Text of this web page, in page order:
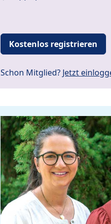
Kostenlos registrieren
Schon Mitglied? Jetzt